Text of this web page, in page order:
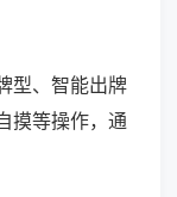
型、智能出牌
摸等操作，通